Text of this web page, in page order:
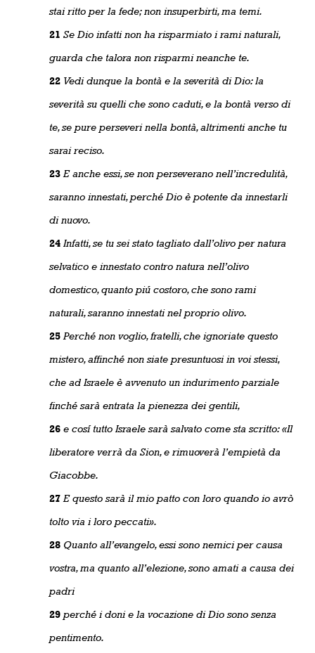
stai ritto per la fede; non insuperbirti, ma temi.
21 Se Dio infatti non ha risparmiato i rami naturali,
guarda che talora non risparmi neanche te.
22 Vedi dunque la bontà e la severità di Dio: la
severità su quelli che sono caduti, e la bontà verso di
te, se pure perseveri nella bontà, altrimenti anche tu
sarai reciso.
23 E anche essi, se non perseverano nell’incredulità,
saranno innestati, perché Dio è potente da innestarli
di nuovo.
24 Infatti, se tu sei stato tagliato dall’olivo per natura
selvatico e innestato contro natura nell’olivo
domestico, quanto piú costoro, che sono rami
naturali, saranno innestati nel proprio olivo.
25 Perché non voglio, fratelli, che ignoriate questo
mistero, affinché non siate presuntuosi in voi stessi,
che ad Israele è avvenuto un indurimento parziale
finché sarà entrata la pienezza dei gentili,
26 e cosí tutto Israele sarà salvato come sta scritto: «Il
liberatore verrà da Sion, e rimuoverà l’empietà da
Giacobbe.
27 E questo sarà il mio patto con loro quando io avrò
tolto via i loro peccati».
28 Quanto all’evangelo, essi sono nemici per causa
vostra, ma quanto all’elezione, sono amati a causa dei
padri
29 perché i doni e la vocazione di Dio sono senza
pentimento.